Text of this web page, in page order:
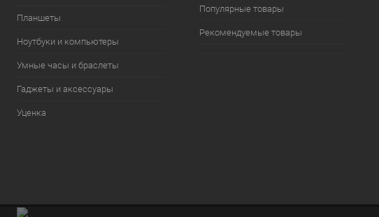
Планшеты
Ноутбуки и компьютеры
Умные часы и браслеты
Гаджеты и аксессуары
Уценка
Популярные товары
Рекомендуемые товары